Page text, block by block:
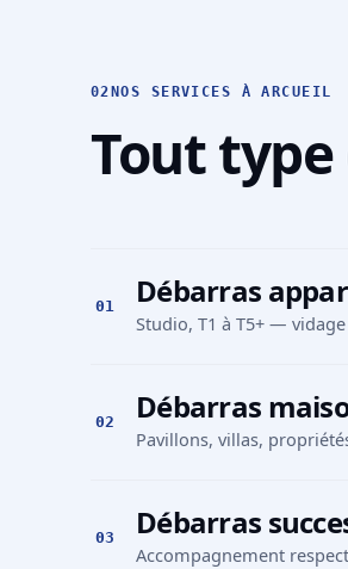
02NOS SERVICES À ARCUEIL
Tout
01 Débarras
Studio, T1 à T5+ —
02 Débarras
Pavillons, villas,
03 Débarras
Accompagnement